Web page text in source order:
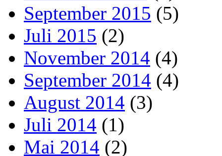
September 2015 (5)
Juli 2015 (2)
November 2014 (4)
September 2014 (4)
August 2014 (3)
Juli 2014 (1)
Mai 2014 (2)